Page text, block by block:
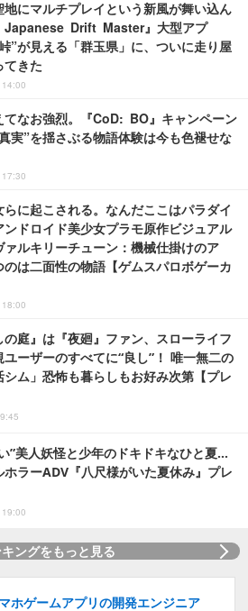
地にマルチプレイという新風が舞い込ん
Japanese Drift Master』大型アプ
”が見える「群玉県」に、ついに走り屋
てきた
てなお強烈。『CoD: BO』キャンペーン
実”を揺さぶる物語体験は今も色褪せな
らに起こされる。なんだここはパラダイ
ンドロイド美少女プラモ原作ビジュアル
ァルキリーチューン：機械仕掛けのア
のは二面性の物語【ゲムスパロボゲーカ
の庭』は『夜廻』ファン、スローライフ
ーザーのすべてに“良し”！ 唯一無二の
シム」恐怖も暮らしもお好み次第【プレ
”美人妖怪と少年のドキドキなひと夏…
ホラーADV『八尺様がいた夏休み』プレ
ングをもっと見る
ホゲームアプリの開発エンジニア